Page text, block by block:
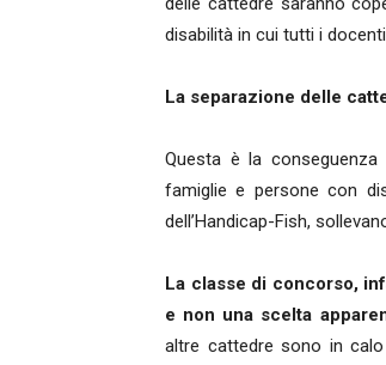
disabilità in cui tutti i
La separazione delle
Questa è la
famiglie e persone con
dell’Handicap-Fish,
La classe di concorso,
e non una scelta
altre cattedre sono in